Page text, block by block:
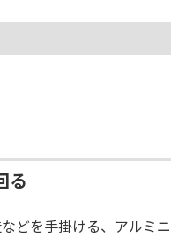
る
どを手掛ける、アルミニ